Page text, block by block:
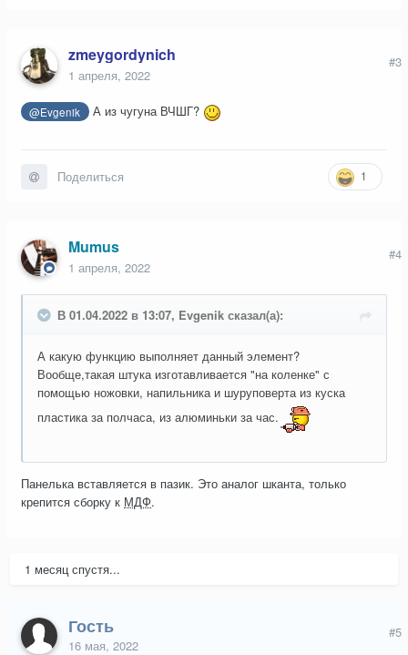
zmeygordynich
1 апреля, 2022
#3
@Evgenik А из чугуна ВЧШГ?
1
Поделиться
Mumus
1 апреля, 2022
#4
В 01.04.2022 в 13:07, Evgenik сказал(а):
А какую функцию выполняет данный элемент?
Вообще,такая штука изготавливается "на коленке" с
помощью ножовки, напильника и шуруповерта из куска
пластика за полчаса, из алюминьки за час.
Панелька вставляется в пазик. Это аналог шканта, только
крепится сборку к МДФ.
1 месяц спустя...
Гость
16 мая, 2022
#5